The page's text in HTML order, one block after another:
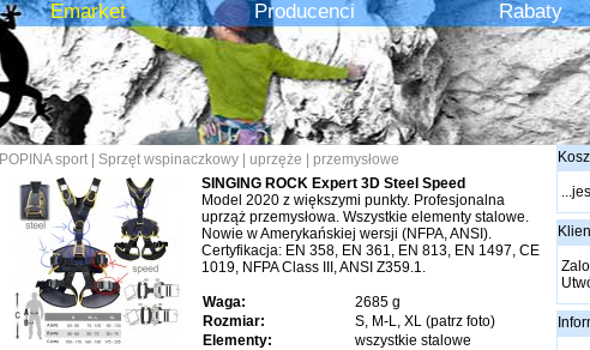
Emarket Producenci Rabaty
POPINA sport| Sprzęt wspinaczkowy| uprzęże przemysłowe
SINGING ROCK Expert 3D Steel Speed
Model 2020 z większymi punkty. Profesjonalna
uprząż przemysłowa. Wszystkie elementy stalowe.
Nowie w Amerykańskiej wersji (NFPA, ANSI).
Certyfikacja: EN 358, EN 361, EN 813, EN 1497, CE
1019, NFPA Class III, ANSI Z359.1.
Waga:
2685 g
Rozmiar:
S, M-L, XL (patrz foto)
Elementy:
wszystkie stalowe